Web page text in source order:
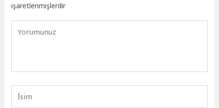
işaretlenmişlerdir